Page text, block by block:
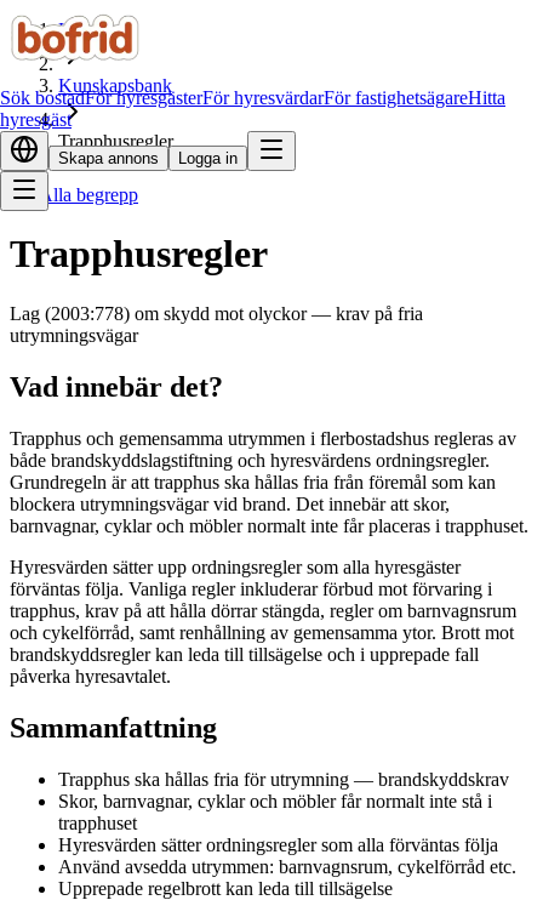
Sök bostadFör hyresgästerFör hyresvärdarFör fastighetsägareHitta
hyresgäst
Skapa annons Logga in
Hem
Kunskapsbank
Trapphusregler
Alla begrepp
Trapphusregler
Lag (2003:778) om skydd mot olyckor — krav på fria
utrymningsvägar
Vad innebär det?
Trapphus och gemensamma utrymmen i flerbostadshus regleras av
både brandskyddslagstiftning och hyresvärdens ordningsregler.
Grundregeln är att trapphus ska hållas fria från föremål som kan
blockera utrymningsvägar vid brand. Det innebär att skor,
barnvagnar, cyklar och möbler normalt inte får placeras i trapphuset.
Hyresvärden sätter upp ordningsregler som alla hyresgäster
förväntas följa. Vanliga regler inkluderar förbud mot förvaring i
trapphus, krav på att hålla dörrar stängda, regler om barnvagnsrum
och cykelförråd, samt renhållning av gemensamma ytor. Brott mot
brandskyddsregler kan leda till tillsägelse och i upprepade fall
påverka hyresavtalet.
Sammanfattning
Trapphus ska hållas fria för utrymning — brandskyddskrav
Skor, barnvagnar, cyklar och möbler får normalt inte stå i
trapphuset
Hyresvärden sätter ordningsregler som alla förväntas följa
Använd avsedda utrymmen: barnvagnsrum, cykelförråd etc.
Upprepade regelbrott kan leda till tillsägelse